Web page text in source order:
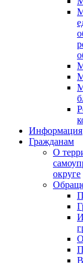
Информация
Гражданам
О
округе